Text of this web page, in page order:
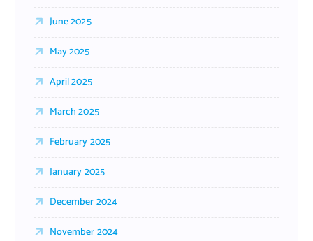
June 2025
May 2025
April 2025
March 2025
February 2025
January 2025
December 2024
November 2024